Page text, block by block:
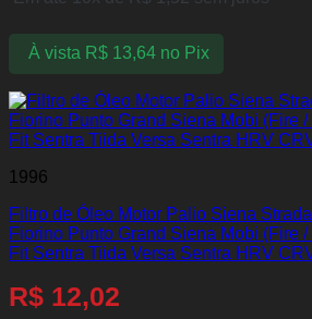
À vista R$13,64 no Pix
1996
Filtro de Óleo Motor Palio Siena
Fiorino Punto Grand Siena Mobi (Fire
Fit Sentra Tiida Versa Sentra HRV
R$ 12,02